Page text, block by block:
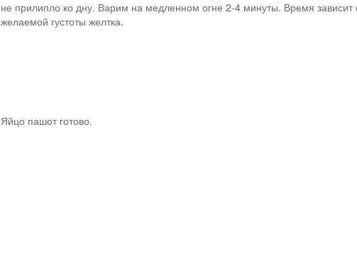
не прилипло ко дну. Варим на медленном огне 2-4 минуты. Время зависит
желаемой густоты желтка.
Яйцо пашот готово.